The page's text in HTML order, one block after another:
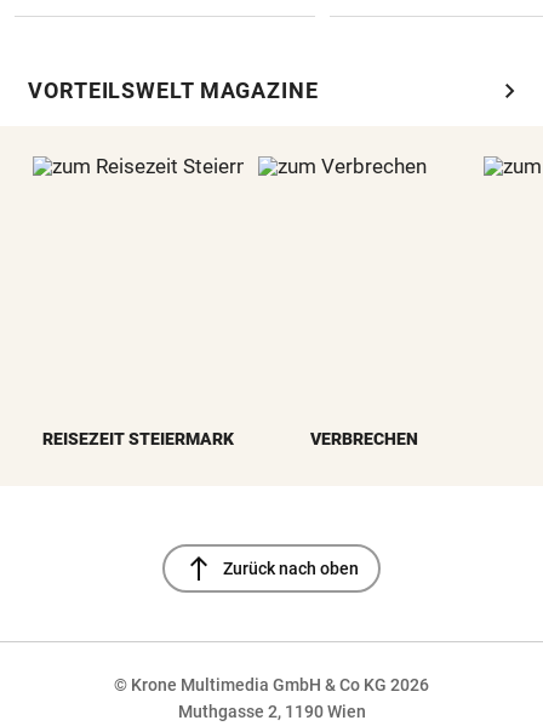
VORTEILSWELT MAGAZINE chevron_right
REISEZEIT STEIERMARK VERBRECHEN
north Zurück nach oben
© Krone Multimedia GmbH & Co KG 2026
Muthgasse 2, 1190 Wien